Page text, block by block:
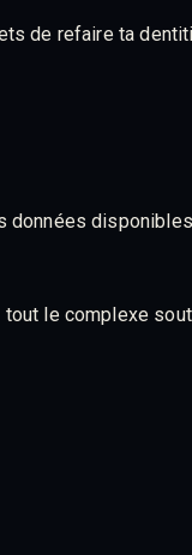
de refaire ta
données
le complexe